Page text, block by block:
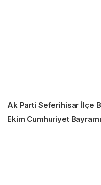
Ak Parti Seferihisar İlçe
Ekim Cumhuriyet